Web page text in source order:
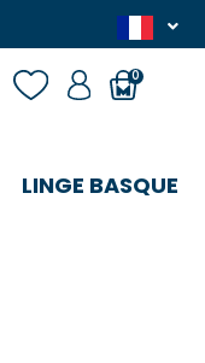
0
LINGE BASQUE